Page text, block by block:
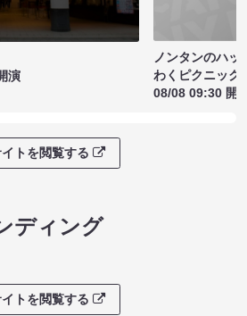
演
ノンタンのハッ
わくピクニック
08/08 09:30 開
トを閲覧する
ディング
トを閲覧する